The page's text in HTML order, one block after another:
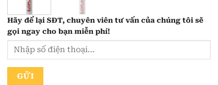
Hãy để lại SĐT, chuyên viên tư vấn của chúng tôi sẽ
gọi ngay cho bạn miễn phí!